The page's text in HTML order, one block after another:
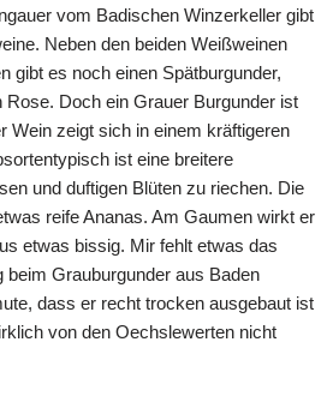
vom Badischen Winzerkeller gibt
Neben den beiden Weißweinen
gibt es noch einen Spätburgunder,
Rose. Doch ein Grauer Burgunder ist
Wein zeigt sich in einem kräftigeren
ist eine breitere
und duftigen Blüten zu riechen. Die
reife Ananas. Am Gaumen wirkt er
etwas bissig. Mir fehlt etwas das
beim Grauburgunder aus Baden
dass er recht trocken ausgebaut ist
von den Oechslewerten nicht